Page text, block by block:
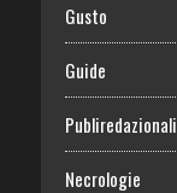
Gusto
Guide
Publiredazionali
Necrologie